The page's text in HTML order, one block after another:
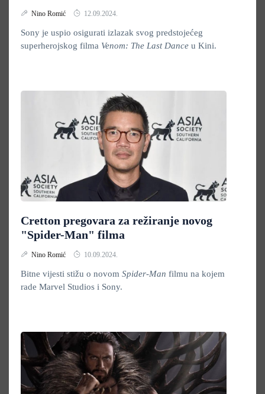
Nino Romić 12.09.2024.
Sony je uspio osigurati izlazak svog predstojećeg
superherojskog filma Venom: The Last Dance u Kini.
Cretton pregovara za režiranje novog
"Spider-Man" filma
Nino Romić 10.09.2024.
Bitne vijesti stižu o novom Spider-Man filmu na kojem
rade Marvel Studios i Sony.